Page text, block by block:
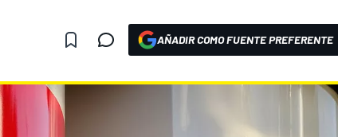
AÑADIR COMO FUENTE PREFERENTE